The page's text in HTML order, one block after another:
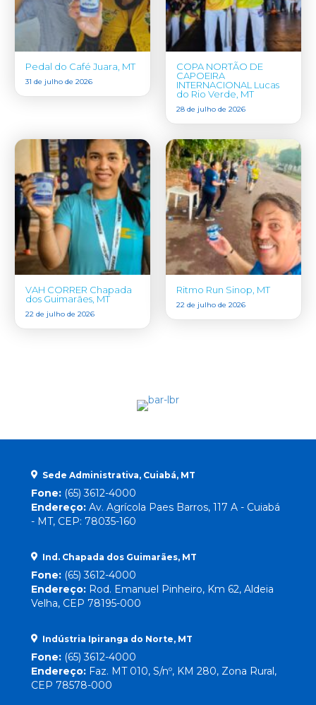
Pedal do Café Juara, MT
31 de julho de 2026
COPA NORTÃO DE
CAPOEIRA
INTERNACIONAL Lucas
do Rio Verde, MT
28 de julho de 2026
VAH CORRER Chapada
dos Guimarães, MT
22 de julho de 2026
Ritmo Run Sinop, MT
22 de julho de 2026
Sede Administrativa, Cuiabá, MT
Fone: (65) 3612-4000
Endereço: Av. Agrícola Paes Barros, 117 A - Cuiabá
- MT, CEP: 78035-160
Ind. Chapada dos Guimarães, MT
Fone: (65) 3612-4000
Endereço: Rod. Emanuel Pinheiro, Km 62, Aldeia
Velha, CEP 78195-000
Indústria Ipiranga do Norte, MT
Fone: (65) 3612-4000
Endereço: Faz. MT 010, S/nº, KM 280, Zona Rural,
CEP 78578-000